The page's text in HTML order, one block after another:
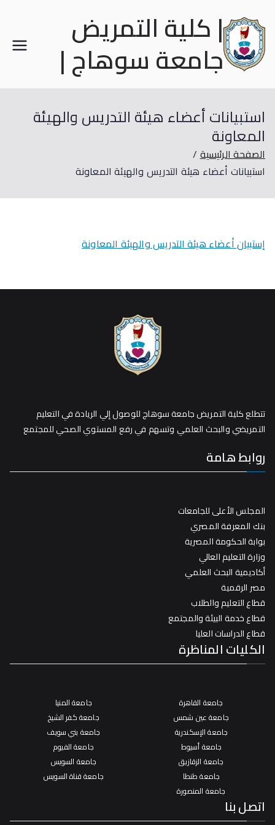
| كلية التمريض
جامعة سوهاج |
استبيانات أعضاء هيئة التدريس والهيئة
المعاونة
الصفحة الرئيسية
استبيانات أعضاء هيئة التدريس والهيئة المعاونة
إستبيان أعضاء هيئة التدريس والهيئة المعاونة
تتطلع كلية التمريض جامعة سوهاج للوصول إلي الريادة في التعليم
التمريضي والبحث العلمي وتسهم في رفع المستوي الصحي للمجتمع
روابط هامة
المجلس الأعلى للجامعات
بنك المعرفة المصري
بوابة الحكومة المصرية
وزارة التعليم العالي
أكاديمية البحث العلمي
مصر الرقمية
قطاع التعليم والطلاب
قطاع خدمة البيئة والمجتمع
قطاع الدراسات العليا
الكليات المناظرة
جامعة القاهرة
جامعة عين شمس
جامعة الإسكندرية
جامعة أسيوط
جامعة الزقازيق
جامعة طنطا
جامعة المنصورة
جامعة المنيا
جامعة كفر الشيخ
جامعة بني سويف
جامعة الفيوم
جامعة السويس
جامعة قناة السويس
اتصل بنا